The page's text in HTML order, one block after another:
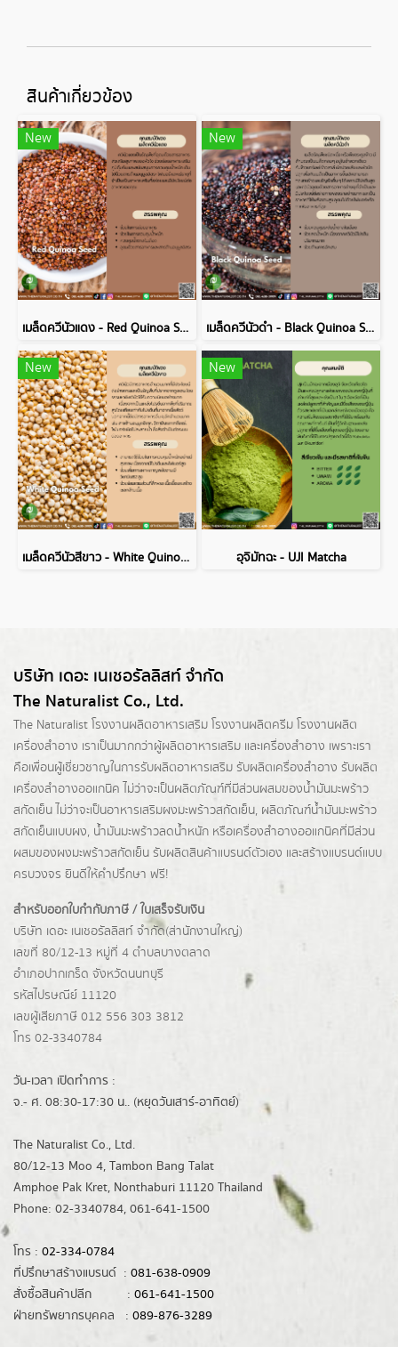
สินค้าเกี่ยวข้อง
New
เมล็ดควีนัวแดง - Red Quinoa Seed
New
เมล็ดควีนัวดำ - Black Quinoa Seed
New
เมล็ดควีนัวสีขาว - White Quinoa Seed
New
อุจิมัทฉะ - UJI Matcha
บริษัท เดอะ เนเชอรัลลิสท์ จำกัด
The Naturalist Co., Ltd.
The Naturalist โรงงานผลิตอาหารเสริม โรงงานผลิตครีม โรงงานผลิต
เครื่องสำอาง เราเป็นมากกว่าผู้ผลิตอาหารเสริม และเครื่องสำอาง เพราะเรา
คือเพื่อนผู้เชี่ยวชาญในการรับผลิตอาหารเสริม รับผลิตเครื่องสำอาง รับผลิต
เครื่องสำอางออแกนิค ไม่ว่าจะเป็นผลิตภัณฑ์ที่มีส่วนผสมของน้ำมันมะพร้าว
สกัดเย็น ไม่ว่าจะเป็นอาหารเสริมผงมะพร้าวสกัดเย็น, ผลิตภัณฑ์น้ำมันมะพร้าว
สกัดเย็นแบบผง, น้ำมันมะพร้าวลดน้ำหนัก หรือเครื่องสำอางออแกนิคที่มีส่วน
ผสมของผงมะพร้าวสกัดเย็น รับผลิตสินค้าแบรนด์ตัวเอง และสร้างแบรนด์แบบ
ครบวงจร ยินดีให้คำปรึกษา ฟรี!
สำหรับออกใบกำกับภาษี / ใบเสร็จรับเงิน
บริษัท เดอะ เนเชอรัลลิสท์ จำกัด(ส่านักงานใหญ่)
เลขที่ 80/12-13 หมู่ที่ 4 ตำบลบางตลาด
อำเภอปากเกร็ด จังหวัดนนทบุรี
รหัสไปรษณีย์ 11120
เลขผู้เสียภาษี 012 556 303 3812
โทร 02-3340784
วัน-เวลา เปิดทำการ :
จ.- ศ. 08:30-17:30 น.. (หยุดวันเสาร์-อาทิตย์)
The Naturalist Co., Ltd.
80/12-13 Moo 4, Tambon Bang Talat
Amphoe Pak Kret, Nonthaburi 11120 Thailand
Phone: 02-3340784, 061-641-1500
โทร : 02-334-0784
ที่ปรึกษาสร้างแบรนด์ : 081-638-0909
สั่งซื้อสินค้าปลีก : 061-641-1500
ฝ่ายทรัพยากรบุคคล : 089-876-3289